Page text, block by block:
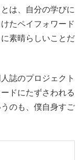
は、自分の学びに
たペイフォワード
素晴らしいことだ
誌のプロジェクト
ドにたずさわれる
のも、僕自身すご